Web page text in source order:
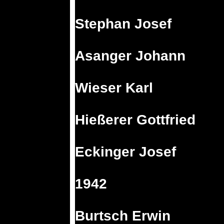
Stephan Josef
Asanger Johann
Wieser Karl
Hießerer Gottfried
Eckinger Josef
1942
Burtsch Erwin